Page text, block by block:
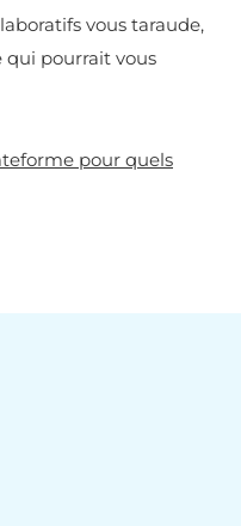
vous taraude,
qui pourrait vous
pour quels